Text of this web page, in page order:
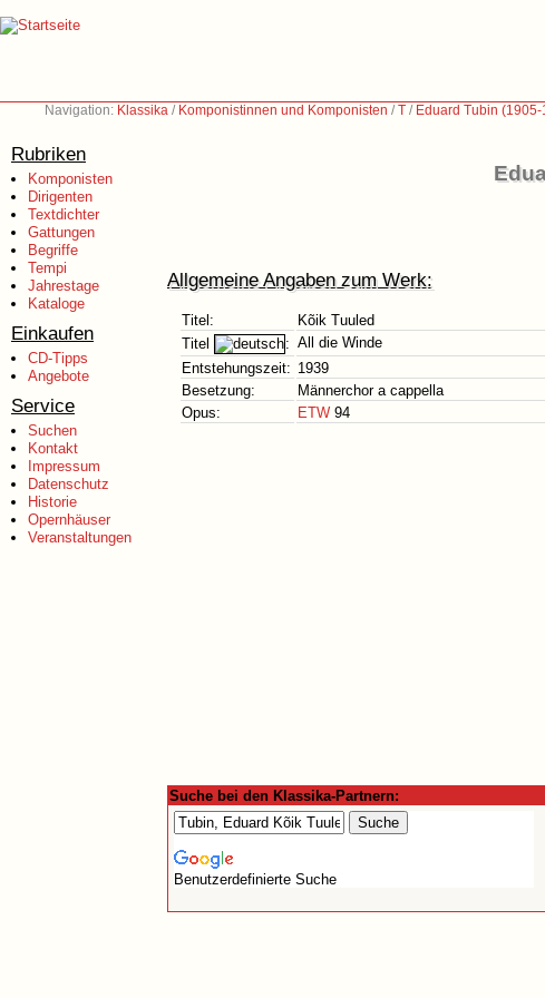
Navigation: Klassika / Komponistinnen und Komponisten /T / Eduard Tubin
Rubriken
Komponisten
Dirigenten
Textdichter
Gattungen
Begriffe
Tempi
Jahrestage
Kataloge
Einkaufen
CD-Tipps
Angebote
Service
Suchen
Kontakt
Impressum
Datenschutz
Historie
Opernhäuser
Veranstaltungen
Allgemeine Angaben zum Werk:
Titel:
Kõik Tuuled
Titel
: All die Winde
Entstehungszeit: 1939
Besetzung:
Männerchor a cappella
Opus:
ETW 94
Suche bei den Klassika-Partnern:
Benutzerdefinierte Suche